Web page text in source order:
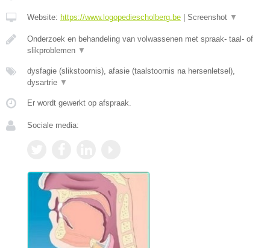
Website: https://www.logopediescholberg.be Screenshot ▼
Onderzoek en behandeling van volwassenen met spraak- taal- of
slikproblemen ▼
dysfagie (slikstoornis), afasie (taalstoornis na hersenletsel),
dysartrie ▼
Er wordt gewerkt op afspraak.
Sociale media: